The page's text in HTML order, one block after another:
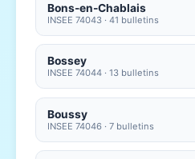
Bons-en-Chablais
INSEE 74043 · 41 bulletins
Bossey
INSEE 74044 · 13 bulletins
Boussy
INSEE 74046 · 7 bulletins